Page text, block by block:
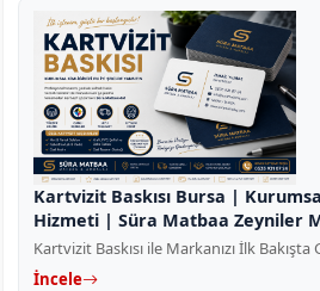
Kartvizit Baskısı Bursa |
Hizmeti | Süra Matbaa Zeyniler
Kartvizit Baskısı ile Markanızı İlk
İncele